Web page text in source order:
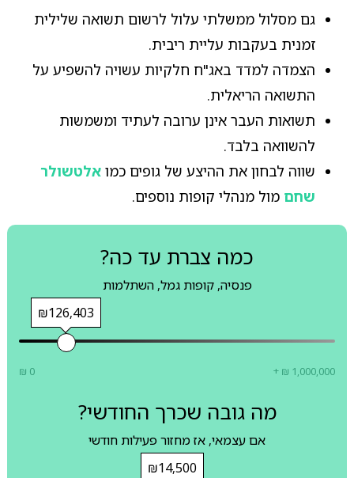
גם מסלול ממשלתי עלול לרשום תשואה שלילית
זמנית בעקבות עליית ריבית.
הצמדה למדד באג"ח חלקיות עשויה להשפיע על
התשואה הריאלית.
תשואות העבר אינן ערובה לעתיד ומשמשות
להשוואה בלבד.
שווה לבחון את ההיצע של גופים כמו אלטשולר
שחם מול מנהלי קופות נוספים.
כמה צברת עד כה?
פנסיה, קופות גמל, השתלמות
₪126,403
₪ 0 + ₪ 1,000,000
מה גובה שכרך החודשי?
אם עצמאי, אז מחזור פעילות חודשי
₪14,500